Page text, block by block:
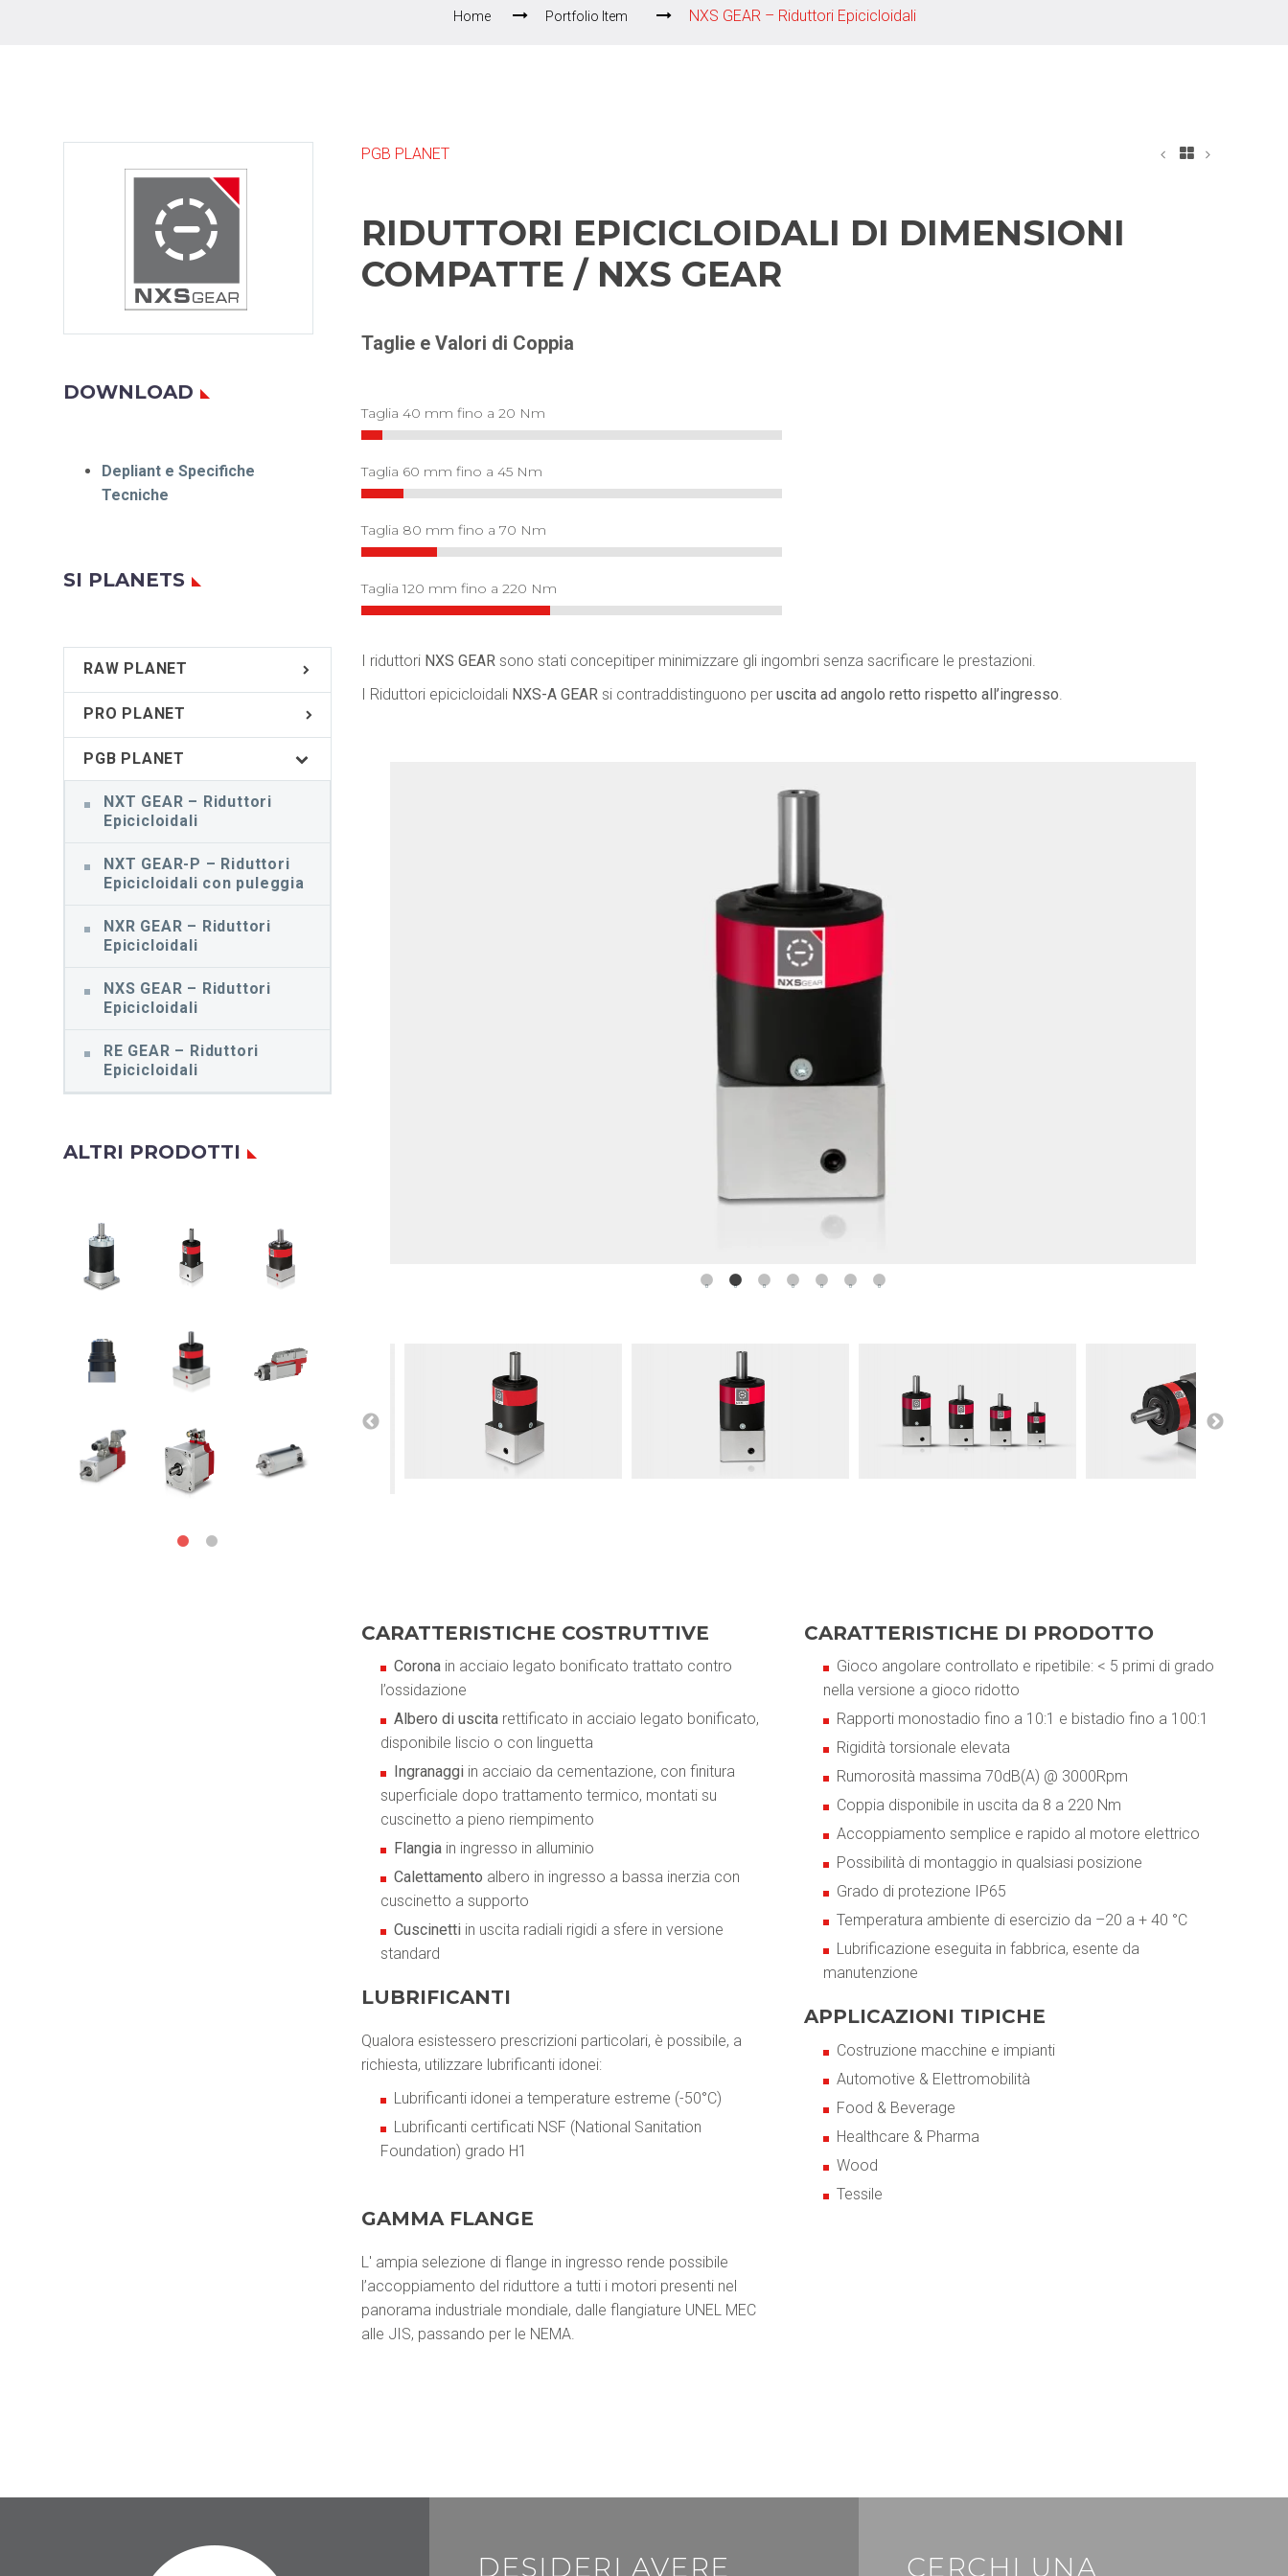
Home Portfolio Item NXS GEAR – Riduttori Epicicloidali
DOWNLOAD
Depliant e Specifiche
Tecniche
SI PLANETS
RAW PLANET
PRO PLANET
PGB PLANET
NXT GEAR – Riduttori
Epicicloidali
NXT GEAR-P – Riduttori
Epicicloidali con puleggia
NXR GEAR – Riduttori
Epicicloidali
NXS GEAR – Riduttori
Epicicloidali
RE GEAR – Riduttori
Epicicloidali
ALTRI PRODOTTI
PGB PLANET
RIDUTTORI EPICICLOIDALI DI DIMENSIONI
COMPATTE / NXS GEAR
Taglie e Valori di Coppia
Taglia 40 mm fino a 20 Nm
Taglia 60 mm fino a 45 Nm
Taglia 80 mm fino a 70 Nm
Taglia 120 mm fino a 220 Nm
I riduttori NXS GEAR sono stati concepitiper minimizzare gli ingombri senza sacrificare le prestazioni.
I Riduttori epicicloidali NXS-A GEARsi contraddistinguono per uscita ad angolo retto rispetto all’ingresso.
CARATTERISTICHE COSTRUTTIVE
Corona in acciaio legato bonificato trattato contro
l’ossidazione
Albero di uscita rettificato in acciaio legato bonificato,
disponibile liscio o con linguetta
Ingranaggi in acciaio da cementazione, con finitura
superficiale dopo trattamento termico, montati su
cuscinetto a pieno riempimento
Flangia in ingresso in alluminio
Calettamento albero in ingresso a bassa inerzia con
cuscinetto a supporto
Cuscinetti in uscita radiali rigidi a sfere in versione
standard
LUBRIFICANTI
Qualora esistessero prescrizioni particolari, è possibile, a
richiesta, utilizzare lubrificanti idonei:
Lubrificanti idonei a temperature estreme (-50°C)
Lubrificanti certificati NSF (National Sanitation
Foundation) grado H1
GAMMA FLANGE
L' ampia selezione di flange in ingresso rende possibile
l’accoppiamento del riduttore a tutti i motori presenti nel
panorama industriale mondiale, dalle flangiature UNEL MEC
alle JIS, passando per le NEMA.
CARATTERISTICHE DI PRODOTTO
Gioco angolare controllato e ripetibile: < 5 primi di grado
nella versione a gioco ridotto
Rapporti monostadio fino a 10:1 e bistadio fino a 100:1
Rigidità torsionale elevata
Rumorosità massima 70dB(A) @ 3000Rpm
Coppia disponibile in uscita da 8 a 220 Nm
Accoppiamento semplice e rapido al motore elettrico
Possibilità di montaggio in qualsiasi posizione
Grado di protezione IP65
Temperatura ambiente di esercizio da –20 a + 40 °C
Lubrificazione eseguita in fabbrica, esente da
manutenzione
APPLICAZIONI TIPICHE
Costruzione macchine e impianti
Automotive & Elettromobilità
Food & Beverage
Healthcare & Pharma
Wood
Tessile
DESIDERI AVERE CERCHI UNA